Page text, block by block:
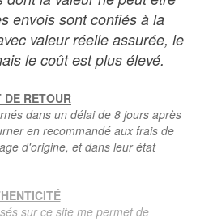
envois sont confiés à la
valeur réelle assurée, le
le coût est plus élevé.
DE RETOUR
dans un délai de 8 jours après
en recommandé aux frais de
d'origine, et dans leur état
sur ce site me permet de